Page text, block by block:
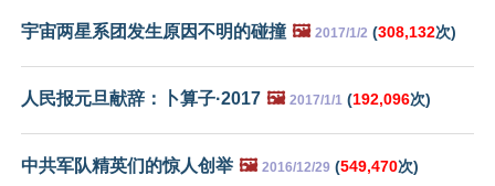
宇宙两星系团发生原因不明的碰撞 🖼️ 2017/1/2 (308,132次)
人民报元旦献辞：卜算子·2017 🖼️ 2017/1/1 (192,096次)
中共军队精英们的惊人创举 🖼️ 2016/12/29 (549,470次)